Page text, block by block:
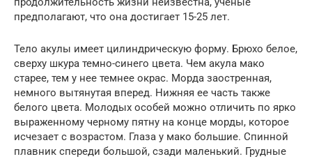
предполагают, что она достигает 15-25 лет.
Тело акулы имеет цилиндрическую форму. Брюхо белое,
сверху шкура темно-синего цвета. Чем акула мако
старее, тем у нее темнее окрас. Морда заостренная,
немного вытянутая вперед. Нижняя ее часть также
белого цвета. Молодых особей можно отличить по ярко
выраженному черному пятну на конце морды, которое
исчезает с возрастом. Глаза у мако большие. Спинной
плавник спереди большой, сзади маленький. Грудные